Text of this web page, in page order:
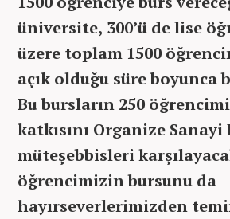
üniversite, 300’ü de lise
üzere toplam 1500
açık olduğu süre boyunca
Bu bursların 250
katkısını Organize Sanayi
müteşebbisleri
öğrencimizin bursunu da
hayırseverlerimizden